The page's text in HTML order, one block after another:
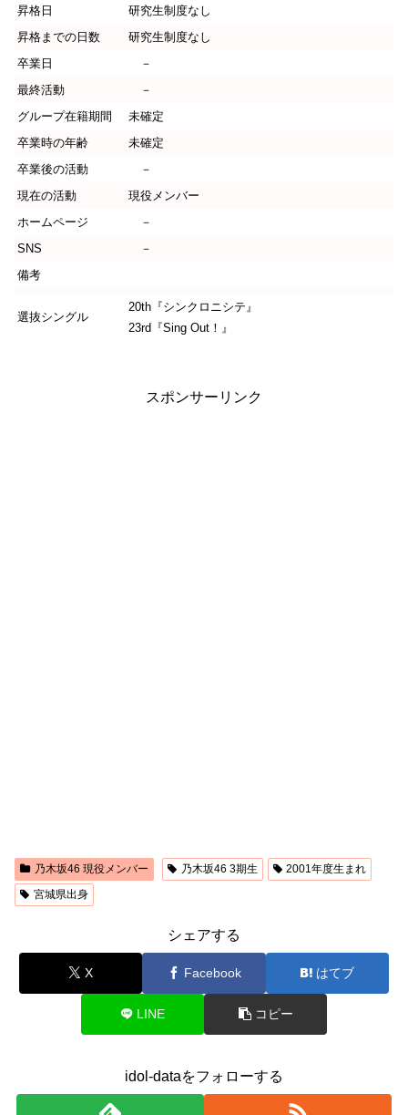
昇格日
研究生制度なし
昇格までの日数
研究生制度なし
卒業日
－
最終活動
－
グループ在籍期間
未確定
卒業時の年齢
未確定
卒業後の活動
－
現在の活動
現役メンバー
ホームページ
－
SNS
－
備考
選抜シングル
20th『シンクロニシテ』
23rd『Sing Out！』
スポンサーリンク
乃木坂46 現役メンバー 乃木坂46 3期生
2001年度生まれ
宮城県出身
シェアする
X Facebook はてブ
LINE コピー
idol-dataをフォローする